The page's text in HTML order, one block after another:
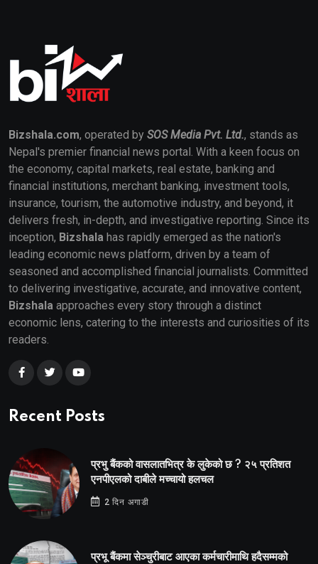
Bizshala.com, operated by SOS Media Pvt. Ltd., stands as
Nepal's premier financial news portal. With a keen focus on
the economy, capital markets, real estate, banking and
financial institutions, merchant banking, investment tools,
insurance, tourism, the automotive industry, and beyond, it
delivers fresh, in-depth, and investigative reporting. Since its
inception, Bizshala has rapidly emerged as the nation's
leading economic news platform, driven by a team of
seasoned and accomplished financial journalists. Committed
to delivering investigative, accurate, and innovative content,
Bizshala approaches every story through a distinct
economic lens, catering to the interests and curiosities of its
readers.
Recent Posts
प्रभु बैंकको वासलातभित्र के लुकेको छ ? २५ प्रतिशत
एनपीएलको दाबीले मच्चायो हलचल
2 दिन अगाडी
प्रभू बैंकमा सेञ्चुरीबाट आएका कर्मचारीमाथि हदैसम्मको